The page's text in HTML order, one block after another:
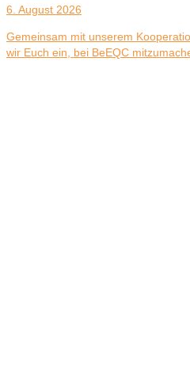
6. August 2026
Gemeinsam mit unserem
wir Euch ein, bei BeEQC